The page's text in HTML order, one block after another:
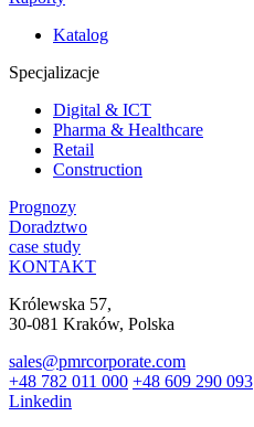
Katalog
Specjalizacje
Digital & ICT
Pharma & Healthcare
Retail
Construction
Prognozy
Doradztwo
case study
KONTAKT
Królewska 57,
30-081 Kraków, Polska
sales@pmrcorporate.com
+48 782 011 000 +48 609 290 093
Linkedin